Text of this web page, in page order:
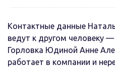
Контактные данные
ведут к другом человеку —
Горловка Юдиной Анне
работает в компании и